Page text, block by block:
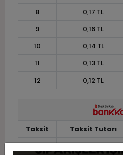
8
0,17 TL
9
0,16 TL
10
0,14 TL
11
0,13 TL
12
0,12 TL
Taksit Taksit Tutarı